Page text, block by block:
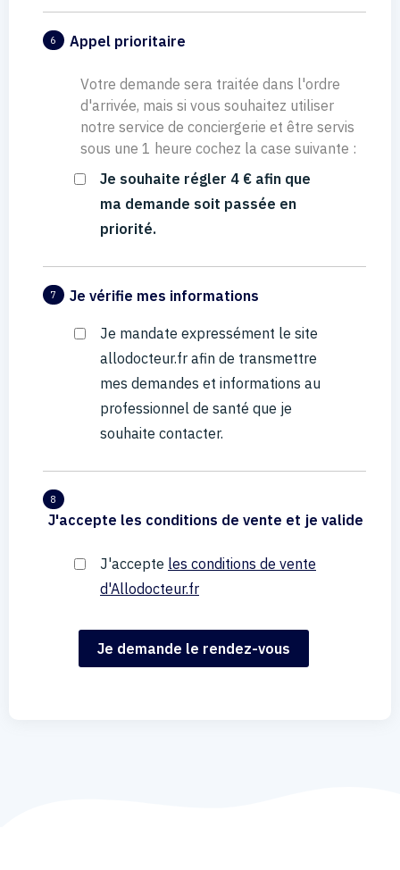
6 Appel prioritaire
Votre demande sera traitée dans l'ordre
d'arrivée, mais si vous souhaitez utiliser
notre service de conciergerie et être servis
sous une 1 heure cochez la case suivante :
Je souhaite régler 4 € afin que
ma demande soit passée en
priorité.
7 Je vérifie mes informations
Je mandate expressément le site
allodocteur.fr afin de transmettre
mes demandes et informations au
professionnel de santé que je
souhaite contacter.
8
J'accepte les conditions de vente et je valide
J'accepte les conditions de vente
d'Allodocteur.fr